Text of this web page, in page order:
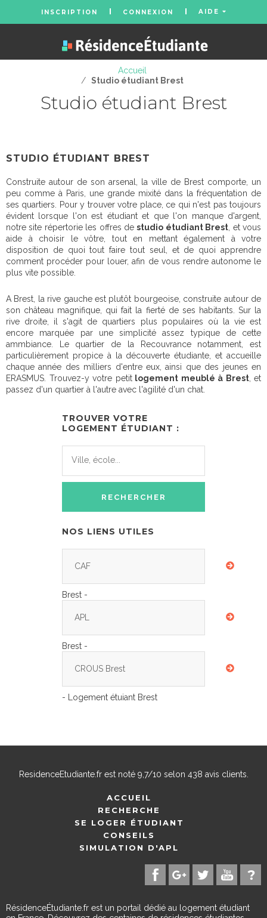
INSCRIPTION CONNEXION AIDE
Accueil
/ Studio étudiant Brest
Studio étudiant Brest
STUDIO ÉTUDIANT BREST
Construite autour de son arsenal, la ville de Brest comporte, un
peu comme à Paris, une grande mixité dans la fréquentation de
ses quartiers. Pour y trouver votre place, ce qui n'est pas toujours
évident lorsque l'on est étudiant et que l'on manque d'argent,
notre site répertorie les offres destudio étudiant Brest , et vous
aide à choisir le vôtre, tout en mettant également à votre
disposition de quoi tout faire tout seul, et de quoi apprendre
comment procéder pour louer, afin de vous rendre autonome le
plus vite possible.
A Brest, la rive gauche est plutôt bourgeoise, construite autour de
son château magnifique, qui fait la fierté de ses habitants. Sur la
rive droite, il s'agit de quartiers plus populaires où la vie est
encore marquée par une simplicité assez typique de cette
ammbiance. Le quartier de la Recouvrance notamment, est
particulièrement propice à la découverte étudiante, et accueille
chaque année des milliers d'entre eux, ainsi que des jeunes en
ERASMUS. Trouvez-y votre petitlogement meublé à Brest, et
passez d'un quartier à l'autre avec l'agilité d'un chat.
TROUVER VOTRE
LOGEMENT ÉTUDIANT :
NOS LIENS UTILES
CAF
Brest -
APL
Brest -
CROUS Brest
- Logement étuiant Brest
ResidenceEtudiante.frest noté 9,7/10 selon 438 avis clients.
ACCUEIL
RECHERCHE
SE LOGER ÉTUDIANT
CONSEILS
SIMULATION D'APL
RésidenceÉtudiante.fr est un portail dédié au logement étudiant